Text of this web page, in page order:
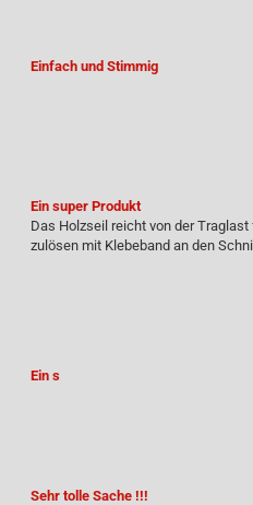
Einfach und Stimmig
Ein super Produkt
Das Holzseil reicht von der
zulösen mit Klebeband an den
Ein s
Sehr tolle Sache !!!